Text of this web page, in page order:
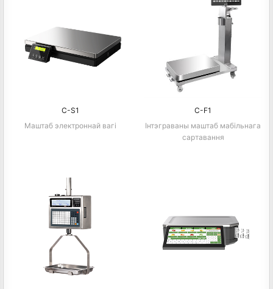
C-S1
Маштаб электроннай вагі
C-F1
Інтэграваны маштаб мабільнага
сартавання